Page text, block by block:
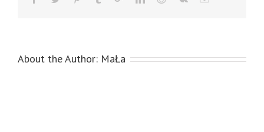
About the Author: MaŁa